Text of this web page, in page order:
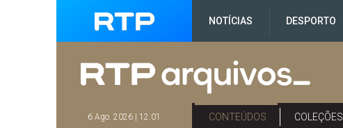
NOTÍCIAS DESPORTO
6 Ago. 2026 | 12:01 CONTEÚDOS COLEÇÕES